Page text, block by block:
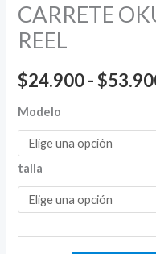
CARRETE
REEL
$24.900- $
Modelo
talla